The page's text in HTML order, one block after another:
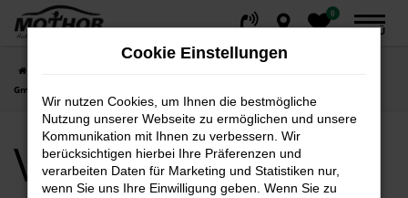
Zum
0
MENÜ
GmbH in Gardelegen: Ihre erste Adresse für Qualität und Service
VW bei Autohaus
Cookie Einstellungen
Wir nutzen Cookies, um Ihnen die bestmögliche
Nutzung unserer Webseite zu ermöglichen und unsere
Kommunikation mit Ihnen zu verbessern. Wir
berücksichtigen hierbei Ihre Präferenzen und
verarbeiten Daten für Marketing und Statistiken nur,
wenn Sie uns Ihre Einwilligung geben. Wenn Sie zu